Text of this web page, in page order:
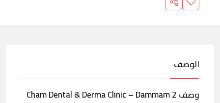
الوصف
وصف Cham Dental & Derma Clinic – Dammam 2